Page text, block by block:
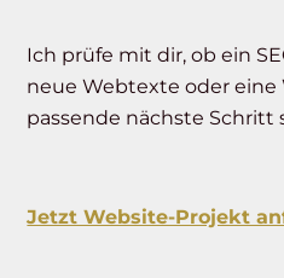
Ich prüfe mit dir, ob ein
neue Webtexte oder eine
passende nächste Schritt
Jetzt Website-Projekt